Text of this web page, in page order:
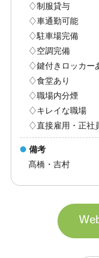
♢制服貸与
♢車通勤可能
♢駐車場完備
♢空調完備
♢鍵付きロッカー
♢食堂あり
♢職場内分煙
♢キレイな職場
♢直接雇用・正社
備考
髙橋・吉村